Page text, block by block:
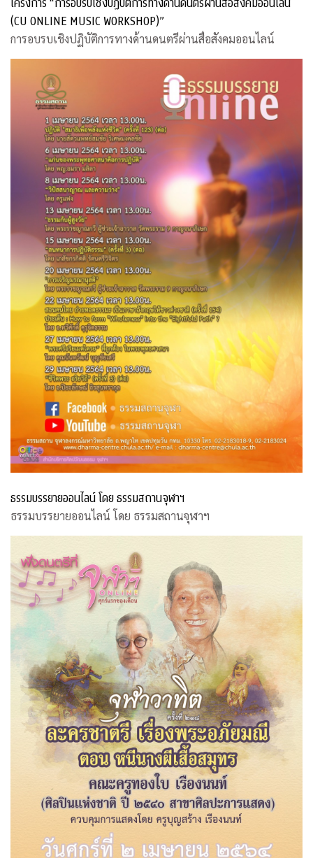
(CU ONLINE MUSIC WORKSHOP)”
การอบรบเชิงปฏิบัติการทางด้านดนตรีผ่านสื่อสังคมออนไลน์
ธรรมบรรยายออนไลน์ โดย ธรรมสถานจุฬาฯ
ธรรมบรรยายออนไลน์ โดย ธรรมสถานจุฬาฯ